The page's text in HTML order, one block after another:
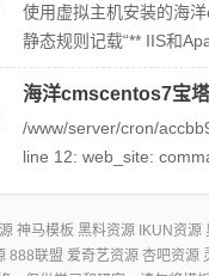
板都不一样，根据模板
一般情况下是根据星级
使用虚拟主机安装的海
静态规则记载“** IIS和
直接自动生成” 虚拟主
且自动生成，但安装引导
败，已查证数据库信息
接失败,肯定还是你的数
海洋cmscentos7宝
/www/server/cron/
line 12: web_site:
神马模板 黑料资源 IKUN资源
888联盟 爱奇艺资源 杏吧资源